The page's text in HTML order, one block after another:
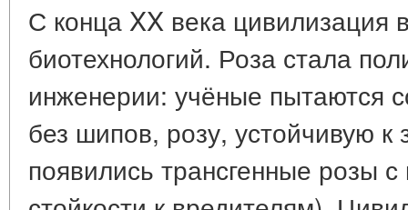
С конца XX века цивилизация
биотехнологий. Роза стала
инженерии: учёные пытаются
без шипов, розу, устойчивую к
появились трансгенные розы